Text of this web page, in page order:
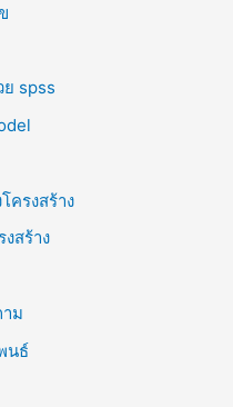
ย spss
ครงสร้าง
สร้าง
ม
นธ์